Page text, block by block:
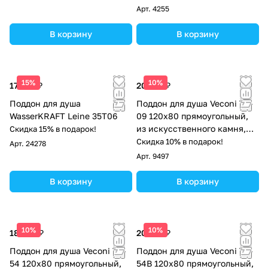
В корзину
белый матовый
Арт. 4255
В корзину
15%
17 250 ₽
Поддон для душа
WasserKRAFT Leine 35T06
Скидка 15% в подарок!
Арт. 24278
В корзину
10%
20 759 ₽
Поддон для душа Veconi TZ-
09 120х80 прямоугольный,
из искусственного камня,
белый
Скидка 10% в подарок!
Арт. 9497
В корзину
10%
18 365 ₽
Поддон для душа Veconi TZ-
54 120х80 прямоугольный,
10%
20 201 ₽
Поддон для душа Veconi TZ-
54B 120х80 прямоугольный,